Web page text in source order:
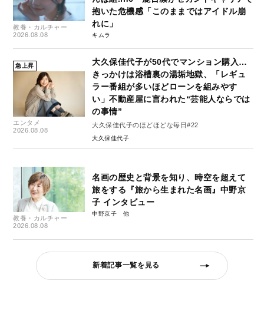
教養・カルチャー
2026.08.08
抱いた危機感「このままではアイドル崩
れに」
キムラ
急上昇
エンタメ
2026.08.08
大久保佳代子が50代でマンション購入…
きっかけは浴槽裏の湯垢地獄、「レギュ
ラー番組が多いほどローンを組みやす
い」不動産屋に言われた“芸能人ならでは
の事情”
大久保佳代子のほどほどな毎日#22
大久保佳代子
教養・カルチャー
2026.08.08
名画の歴史と背景を知り、時空を超えて
旅をする『旅から生まれた名画』中野京
子 インタビュー
中野京子
新着記事一覧を見る